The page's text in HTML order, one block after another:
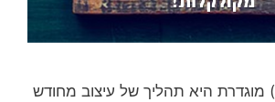
רפורמה (reform) מוגדרת היא תהליך של עיצוב מחודש